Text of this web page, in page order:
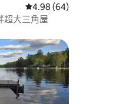
分 5 分）從 64 則評價中獲得
4.98 (64)
超大三角屋